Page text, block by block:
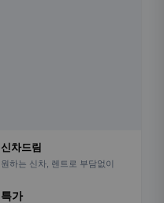
신차드림
원하는 신차, 렌트로 부담없이
특가